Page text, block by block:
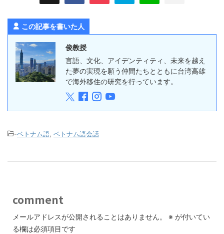
この記事を書いた人
俊教授
言語、文化、アイデンティティ、未来を越え
た夢の実現を願う仲間たちとともに台湾高雄
で海外移住の研究を行っています。
-ベトナム語, ベトナム語会話
comment
メールアドレスが公開されることはありません。 ※ が付いてい
る欄は必須項目です